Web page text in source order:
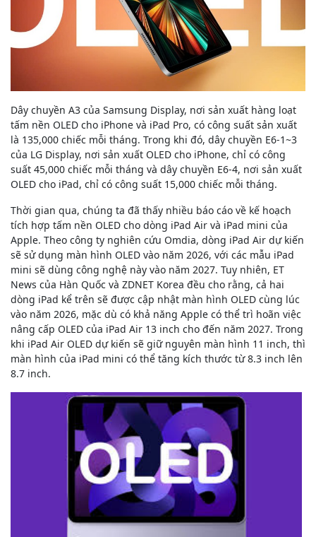
Dây chuyền A3 của Samsung Display, nơi sản xuất hàng loạt
tấm nền OLED cho iPhone và ‌iPad Pro‌, có công suất sản xuất
là 135,000 chiếc mỗi tháng. Trong khi đó, dây chuyền E6-1~3
của LG Display, nơi sản xuất OLED cho ‌iPhone‌, chỉ có công
suất 45,000 chiếc mỗi tháng và dây chuyền E6-4, nơi sản xuất
OLED cho iPad, chỉ có công suất 15,000 chiếc mỗi tháng.
Thời gian qua, chúng ta đã thấy nhiều báo cáo về kế hoạch
tích hợp tấm nền OLED cho dòng iPad Air và iPad mini của
Apple. Theo công ty nghiên cứu Omdia, ‌dòng iPad Air‌‌ dự kiến
​​sẽ sử dụng màn hình OLED vào năm 2026, với ‌các mẫu iPad
mini sẽ dùng công nghệ này vào năm 2027. Tuy nhiên, ET
News của Hàn Quốc và ZDNET Korea đều cho rằng, cả hai
dòng iPad kể trên sẽ được cập nhật màn hình OLED cùng lúc
vào năm 2026, mặc dù có khả năng Apple có thể trì hoãn việc
nâng cấp OLED của ‌‌‌iPad Air‌‌ 13 inch cho đến năm 2027. Trong
khi ‌‌‌iPad Air‌‌‌ OLED dự kiến ​​sẽ giữ nguyên màn hình 11 inch, thì
màn hình của ‌‌‌iPad mini‌‌‌ có thể tăng kích thước từ 8.3 inch lên
8.7 inch.